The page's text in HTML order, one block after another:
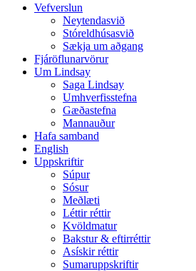
Vefverslun
Neytendasvið
Stóreldhúsasvið
Sækja um aðgang
Fjáröflunarvörur
Um Lindsay
Saga Lindsay
Umhverfisstefna
Gæðastefna
Mannauður
Hafa samband
English
Uppskriftir
Súpur
Sósur
Meðlæti
Léttir réttir
Kvöldmatur
Bakstur & eftirréttir
Asískir réttir
Sumaruppskriftir